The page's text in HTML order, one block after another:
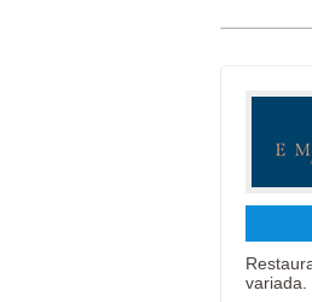
variada.